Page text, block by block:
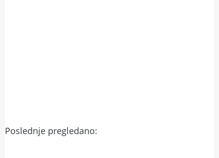
Poslednje pregledano: